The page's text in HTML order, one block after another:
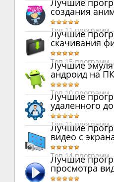
Лучшие
создания
Топ 11 программ
Лучшие
скачивания
Топ 15 программ
Лучшие
андроид на ПК
Топ 10 программ
Лучшие
удаленного
Топ 11 программ
Лучшие
видео с
Топ 14 программ
Лучшие
просмотра